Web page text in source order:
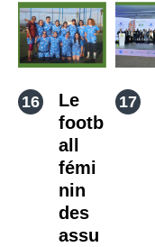
Le
footb
all
fémi
nin
des
assu